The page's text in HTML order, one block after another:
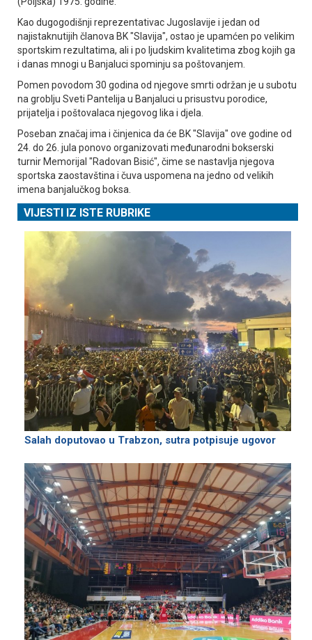
Kao dugogodišnji reprezentativac Јugoslavije i jedan od
najistaknutijih članova BK "Slavija", ostao je upamćen po velikim
sportskim rezultatima, ali i po ljudskim kvalitetima zbog kojih ga
i danas mnogi u Banjaluci spominju sa poštovanjem.
Pomen povodom 30 godina od njegove smrti održan je u subotu
na groblju Sveti Pantelija u Banjaluci u prisustvu porodice,
prijatelja i poštovalaca njegovog lika i djela.
Poseban značaj ima i činjenica da će BK "Slavija" ove godine od
24. do 26. jula ponovo organizovati međunarodni bokserski
turnir Memorijal "Radovan Bisić", čime se nastavlja njegova
sportska zaostavština i čuva uspomena na jedno od velikih
imena banjalučkog boksa.
VIJESTI IZ ISTE RUBRIKE
Salah doputovao u Trabzon, sutra potpisuje ugovor